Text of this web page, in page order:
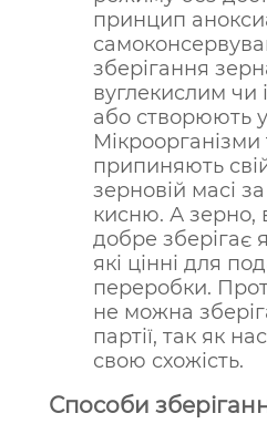
принцип
зберігання
вуглекислим
або створюють
Мікроорганізми
припиняють
зерновій масі за
кисню. А зерно,
добре зберігає
які цінні для
переробки.
не можна
партії, так як
свою схожість.
Способи